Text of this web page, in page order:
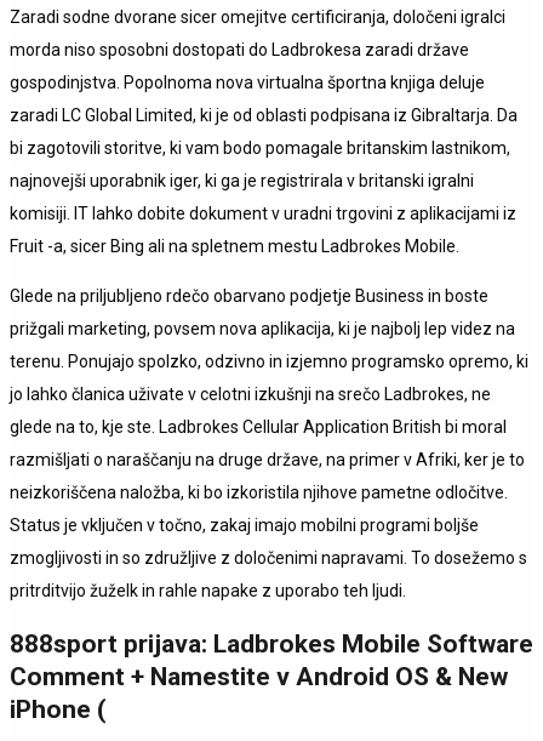
Zaradi sodne dvorane sicer omejitve certificiranja, določeni igralci
morda niso sposobni dostopati do Ladbrokesa zaradi države
gospodinjstva. Popolnoma nova virtualna športna knjiga deluje
zaradi LC Global Limited, ki je od oblasti podpisana iz Gibraltarja. Da
bi zagotovili storitve, ki vam bodo pomagale britanskim lastnikom,
najnovejši uporabnik iger, ki ga je registrirala v britanski igralni
komisiji.
IT lahko dobite dokument v uradni trgovini z aplikacijami iz
Fruit -a, sicer Bing ali na spletnem mestu Ladbrokes Mobile.
Glede na priljubljeno rdečo obarvano podjetje Business in boste
prižgali marketing, povsem nova aplikacija, ki je najbolj lep videz na
terenu. Ponujajo spolzko, odzivno in izjemno programsko opremo, ki
jo lahko članica uživate v celotni izkušnji na srečo Ladbrokes, ne
glede na to, kje ste. Ladbrokes Cellular Application British bi moral
razmišljati o naraščanju na druge države, na primer v Afriki, ker je to
neizkoriščena naložba, ki bo izkoristila njihove pametne odločitve.
Status je vključen v točno, zakaj imajo mobilni programi boljše
zmogljivosti in so združljive z določenimi napravami. To dosežemo s
pritrditvijo žuželk in rahle napake z uporabo teh ljudi.
888sport prijava: Ladbrokes Mobile Software
Comment + Namestite v Android OS & New
iPhone (